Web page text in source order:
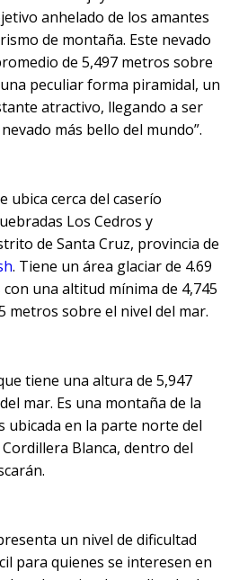
Rocas y Cascadas
+ Salkantay 3 Dias +
+ Salkantay 3 días
Full Day
y Cochahuayco |Full
Otao: Aventura
y la Luna – 1 Día
– Isla del
de Sillustani desde
Uros, Amantaní y
Picchu
Inca 2D / 1N
/ Cusco 4D
Uyuni 3 Días / 2
Uyuni 2 Días / 1
desde Puno
desde Cochabamba
Uyuni desde La Paz
+ Salkantay 3 Dias +
3 días
Sagrado + Tour
anhelado de los amantes
de montaña. Este nevado
de 5,497 metros sobre
peculiar forma piramidal, un
atractivo, llegando a ser
más bello del mundo”.
ubica cerca del caserío
Los Cedros y
de Santa Cruz, provincia de
. Tiene un área glaciar de 4.69
una altitud mínima de 4,745
metros sobre el nivel del mar.
tiene una altura de 5,947
mar. Es una montaña de la
ubicada en la parte norte del
Blanca, dentro del
un nivel de dificultad
para quienes se interesen en